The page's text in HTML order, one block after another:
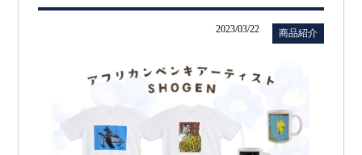
2023/03/22 商品紹介